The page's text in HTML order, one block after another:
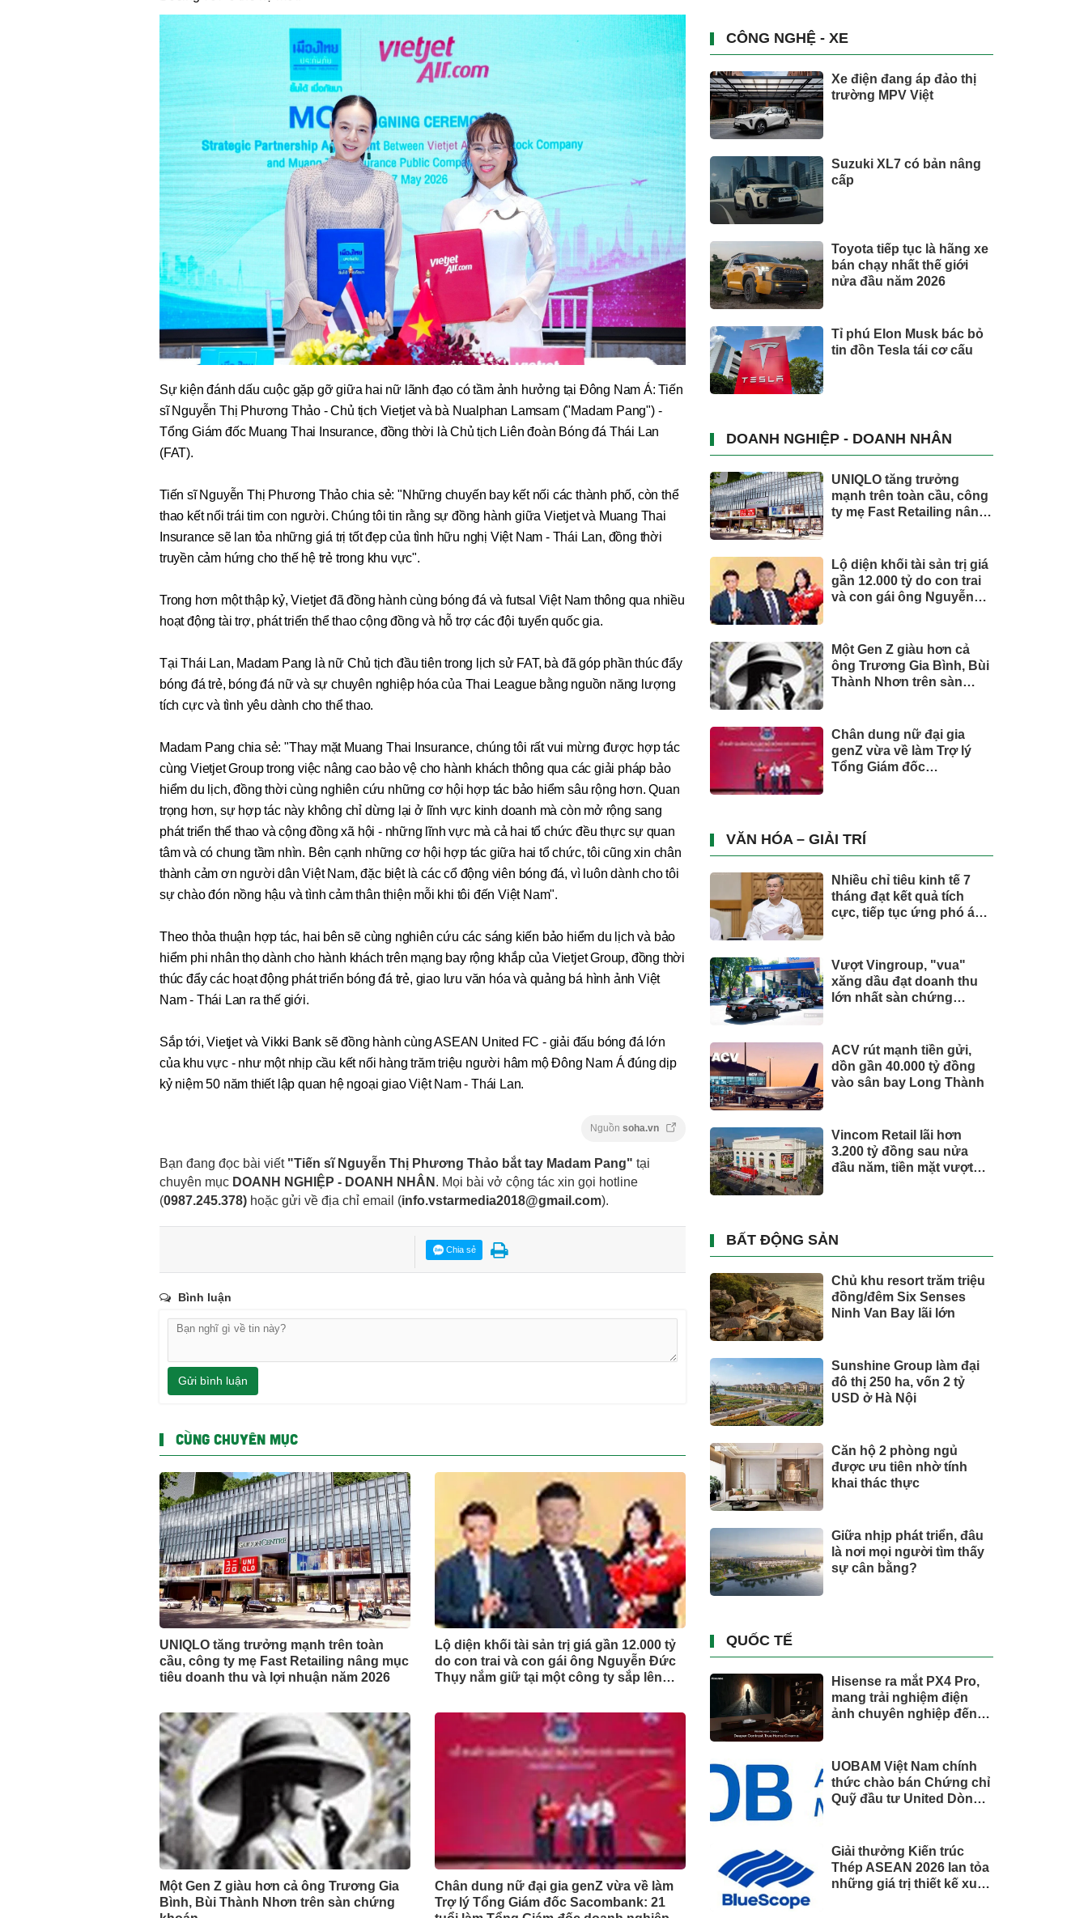
Sự kiện đánh dấu cuộc gặp gỡ giữa hai nữ lãnh đạo có tầm ảnh hưởng tại Đông Nam Á: Tiến
sĩ Nguyễn Thị Phương Thảo - Chủ tịch Vietjet và bà Nualphan Lamsam ("Madam Pang") -
Tổng Giám đốc Muang Thai Insurance, đồng thời là Chủ tịch Liên đoàn Bóng đá Thái Lan
(FAT).
Tiến sĩ Nguyễn Thị Phương Thảo chia sẻ: "Những chuyến bay kết nối các thành phố, còn thể
thao kết nối trái tim con người. Chúng tôi tin rằng sự đồng hành giữa Vietjet và Muang Thai
Insurance sẽ lan tỏa những giá trị tốt đẹp của tình hữu nghị Việt Nam - Thái Lan, đồng thời
truyền cảm hứng cho thế hệ trẻ trong khu vực".
Trong hơn một thập kỷ, Vietjet đã đồng hành cùng bóng đá và futsal Việt Nam thông qua nhiều
hoạt động tài trợ, phát triển thể thao cộng đồng và hỗ trợ các đội tuyển quốc gia.
Tại Thái Lan, Madam Pang là nữ Chủ tịch đầu tiên trong lịch sử FAT, bà đã góp phần thúc đẩy
bóng đá trẻ, bóng đá nữ và sự chuyên nghiệp hóa của Thai League bằng nguồn năng lượng
tích cực và tình yêu dành cho thể thao.
Madam Pang chia sẻ: "Thay mặt Muang Thai Insurance, chúng tôi rất vui mừng được hợp tác
cùng Vietjet Group trong việc nâng cao bảo vệ cho hành khách thông qua các giải pháp bảo
hiểm du lịch, đồng thời cùng nghiên cứu những cơ hội hợp tác bảo hiểm sâu rộng hơn. Quan
trọng hơn, sự hợp tác này không chỉ dừng lại ở lĩnh vực kinh doanh mà còn mở rộng sang
phát triển thể thao và cộng đồng xã hội - những lĩnh vực mà cả hai tổ chức đều thực sự quan
tâm và có chung tầm nhìn. Bên cạnh những cơ hội hợp tác giữa hai tổ chức, tôi cũng xin chân
thành cảm ơn người dân Việt Nam, đặc biệt là các cổ động viên bóng đá, vì luôn dành cho tôi
sự chào đón nồng hậu và tình cảm thân thiện mỗi khi tôi đến Việt Nam".
Theo thỏa thuận hợp tác, hai bên sẽ cùng nghiên cứu các sáng kiến bảo hiểm du lịch và bảo
hiểm phi nhân thọ dành cho hành khách trên mạng bay rộng khắp của Vietjet Group, đồng thời
thúc đẩy các hoạt động phát triển bóng đá trẻ, giao lưu văn hóa và quảng bá hình ảnh Việt
Nam - Thái Lan ra thế giới.
Sắp tới, Vietjet và Vikki Bank sẽ đồng hành cùng ASEAN United FC - giải đấu bóng đá lớn
của khu vực - như một nhịp cầu kết nối hàng trăm triệu người hâm mộ Đông Nam Á đúng dịp
kỷ niệm 50 năm thiết lập quan hệ ngoại giao Việt Nam - Thái Lan.
Nguồn soha.vn
Bạn đang đọc bài viết "Tiến sĩ Nguyễn Thị Phương Thảo bắt tay Madam Pang" tại
chuyên mục DOANH NGHIỆP - DOANH NHÂN . Mọi bài vở cộng tác xin gọi hotline
(0987.245.378) hoặc gửi về địa chỉ email (info.vstarmedia2018@gmail.com).
Chia sẻ
Bình luận
Gửi bình luận
CÙNG CHUYÊN MỤC
UNIQLO tăng trưởng mạnh trên toàn
cầu, công ty mẹ Fast Retailing nâng mục
tiêu doanh thu và lợi nhuận năm 2026
Lộ diện khối tài sản trị giá gần 12.000 tỷ
do con trai và con gái ông Nguyễn Đức
Thụy nắm giữ tại một công ty sắp lên
Một Gen Z giàu hơn cả ông Trương Gia
Bình, Bùi Thành Nhơn trên sàn chứng
Chân dung nữ đại gia genZ vừa về làm
Trợ lý Tổng Giám đốc Sacombank: 21
CÔNG NGHỆ - XE
Xe điện đang áp đảo thị
trường MPV Việt
Suzuki XL7 có bản nâng
cấp
Toyota tiếp tục là hãng xe
bán chạy nhất thế giới
nửa đầu năm 2026
Tỉ phú Elon Musk bác bỏ
tin đồn Tesla tái cơ cấu
DOANH NGHIỆP - DOANH NHÂN
UNIQLO tăng trưởng
mạnh trên toàn cầu, công
ty mẹ Fast Retailing nâng
Lộ diện khối tài sản trị giá
gần 12.000 tỷ do con trai
và con gái ông Nguyễn
Một Gen Z giàu hơn cả
ông Trương Gia Bình, Bùi
Thành Nhơn trên sàn
Chân dung nữ đại gia
genZ vừa về làm Trợ lý
Tổng Giám đốc
trụ, nắm giữ khối tài sản
hàng nghìn tỷ
VĂN HÓA – GIẢI TRÍ
Nhiều chỉ tiêu kinh tế 7
tháng đạt kết quả tích
cực, tiếp tục ứng phó áp
Vượt Vingroup, "vua"
xăng dầu đạt doanh thu
lớn nhất sàn chứng
ACV rút mạnh tiền gửi,
dồn gần 40.000 tỷ đồng
vào sân bay Long Thành
Vincom Retail lãi hơn
3.200 tỷ đồng sau nửa
đầu năm, tiền mặt vượt
BẤT ĐỘNG SẢN
Chủ khu resort trăm triệu
đồng/đêm Six Senses
Ninh Van Bay lãi lớn
Sunshine Group làm đại
đô thị 250 ha, vốn 2 tỷ
USD ở Hà Nội
Căn hộ 2 phòng ngủ
được ưu tiên nhờ tính
khai thác thực
Giữa nhịp phát triển, đâu
là nơi mọi người tìm thấy
sự cân bằng?
QUỐC TẾ
Hisense ra mắt PX4 Pro,
mang trải nghiệm điện
ảnh chuyên nghiệp đến
UOBAM Việt Nam chính
thức chào bán Chứng chỉ
Quỹ đầu tư United Dòng
Giải thưởng Kiến trúc
Thép ASEAN 2026 lan tỏa
những giá trị thiết kế xuất